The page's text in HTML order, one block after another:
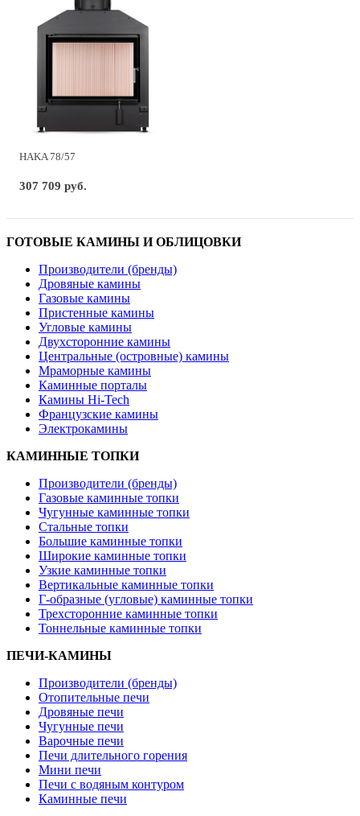
HAKA 78/57
307 709 руб.
ГОТОВЫЕ КАМИНЫ И ОБЛИЦОВКИ
Производители (бренды)
Дровяные камины
Газовые камины
Пристенные камины
Угловые камины
Двухсторонние камины
Центральные (островные) камины
Мраморные камины
Каминные порталы
Камины Hi-Tech
Французские камины
Электрокамины
КАМИННЫЕ ТОПКИ
Производители (бренды)
Газовые каминные топки
Чугунные каминные топки
Стальные топки
Большие каминные топки
Широкие каминные топки
Узкие каминные топки
Вертикальные каминные топки
Г-образные (угловые) каминные топки
Трехсторонние каминные топки
Тоннельные каминные топки
ПЕЧИ-КАМИНЫ
Производители (бренды)
Отопительные печи
Дровяные печи
Чугунные печи
Варочные печи
Печи длительного горения
Мини печи
Печи с водяным контуром
Каминные печи